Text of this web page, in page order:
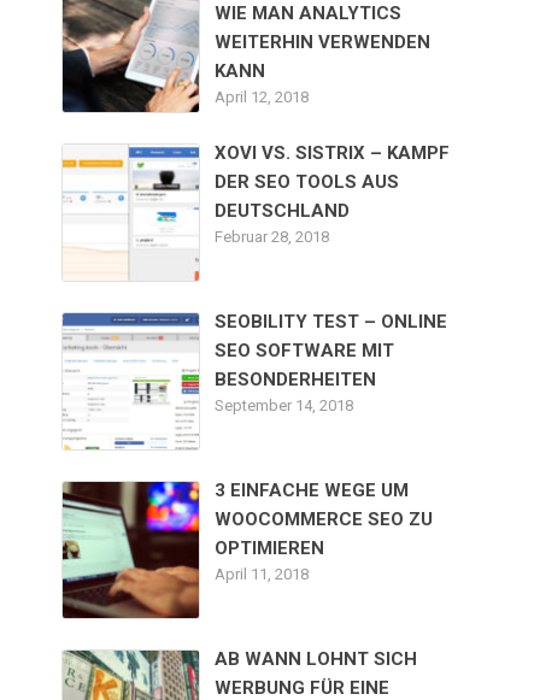
WIE MAN ANALYTICS
WEITERHIN VERWENDEN
KANN
April 12, 2018
XOVI VS. SISTRIX – KAMPF
DER SEO TOOLS AUS
DEUTSCHLAND
Februar 28, 2018
SEOBILITY TEST – ONLINE
SEO SOFTWARE MIT
BESONDERHEITEN
September 14, 2018
3 EINFACHE WEGE UM
WOOCOMMERCE SEO ZU
OPTIMIEREN
April 11, 2018
AB WANN LOHNT SICH
WERBUNG FÜR EINE